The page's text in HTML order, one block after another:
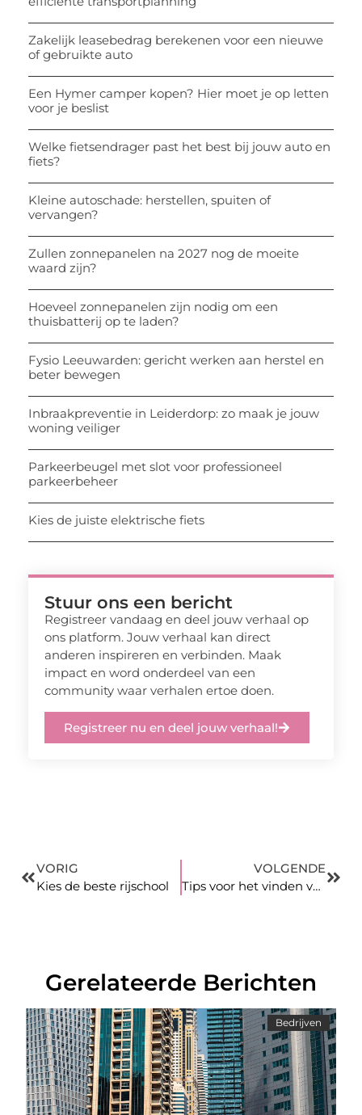
Zakelijk leasebedrag berekenen voor een nieuwe
of gebruikte auto
Een Hymer camper kopen? Hier moet je op letten
voor je beslist
Welke fietsendrager past het best bij jouw auto en
fiets?
Kleine autoschade: herstellen, spuiten of
vervangen?
Zullen zonnepanelen na 2027 nog de moeite
waard zijn?
Hoeveel zonnepanelen zijn nodig om een
thuisbatterij op te laden?
Fysio Leeuwarden: gericht werken aan herstel en
beter bewegen
Inbraakpreventie in Leiderdorp: zo maak je jouw
woning veiliger
Parkeerbeugel met slot voor professioneel
parkeerbeheer
Kies de juiste elektrische fiets
Stuur ons een bericht
Registreer vandaag en deel jouw verhaal op
ons platform. Jouw verhaal kan direct
anderen inspireren en verbinden. Maak
impact en word onderdeel van een
community waar verhalen ertoe doen.
Registreer nu en deel jouw verhaal!
VORIG
Kies de beste rijschool
VOLGENDE
Tips voor het vinden van de juiste autorijschool Maastricht
Gerelateerde Berichten
Bedrijven